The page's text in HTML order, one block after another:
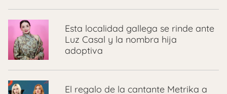
Esta localidad gallega se rinde ante
Luz Casal y la nombra hija
adoptiva
El regalo de la cantante Metrika a